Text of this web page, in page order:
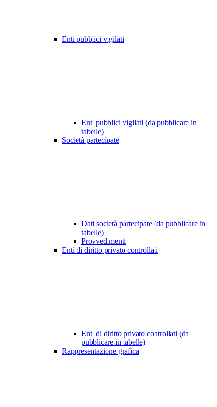
Enti pubblici vigilati
Enti pubblici vigilati (da pubblicare in
tabelle)
Società partecipate
Dati società partecipate (da pubblicare in
tabelle)
Provvedimenti
Enti di diritto privato controllati
Enti di diritto privato controllati (da
pubblicare in tabelle)
Rappresentazione grafica